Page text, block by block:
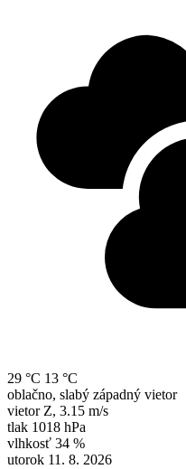
29 °C 13 °C
oblačno, slabý západný vietor
vietor Z, 3.15 m/s
tlak 1018 hPa
vlhkosť 34 %
utorok 11. 8. 2026